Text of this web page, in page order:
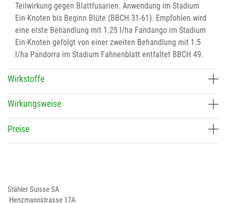
Teilwirkung gegen Blattfusarien. Anwendung im Stadium
Ein-Knoten bis Beginn Blüte (BBCH 31-61). Empfohlen wird
eine erste Behandlung mit 1.25 l/ha Fandango im Stadium
Ein-Knoten gefolgt von einer zweiten Behandlung mit 1.5
l/ha Pandorra im Stadium Fahnenblatt entfaltet BBCH 49.
Wirkstoffe
Wirkungsweise
Preise
Stähler Suisse SA
Henzmannstrasse 17A